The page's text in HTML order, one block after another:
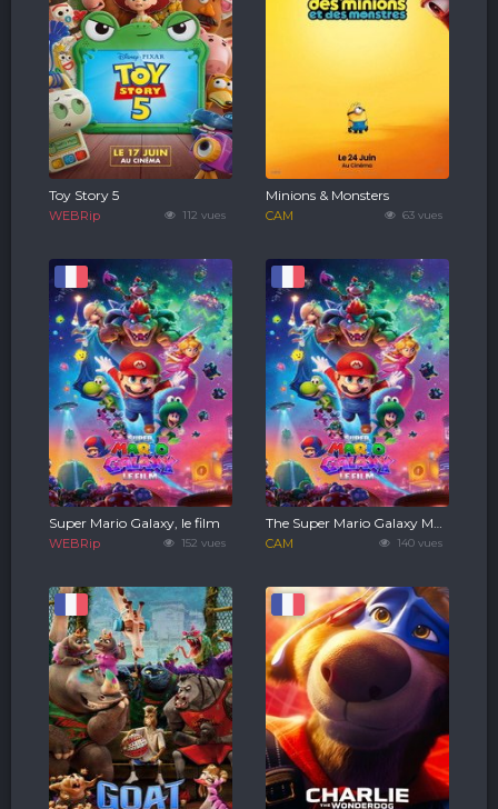
112 vues
Toy Story 5
WEBRip 63 vues
Minions & Monsters
CAM
152 vues
Super Mario Galaxy, le film
WEBRip 140 vues
The Super Mario Galaxy Movie
CAM